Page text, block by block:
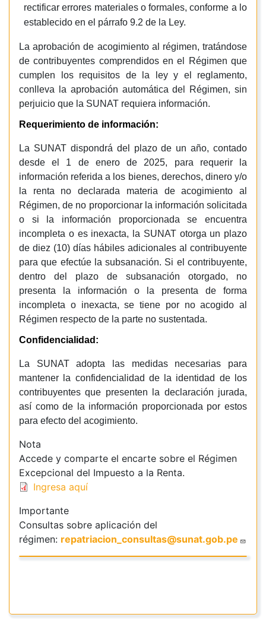
rectificar errores materiales o formales, conforme a lo
establecido en el párrafo 9.2 de la Ley.
La aprobación de acogimiento al régimen, tratándose
de contribuyentes comprendidos en el Régimen que
cumplen los requisitos de la ley y el reglamento,
conlleva la aprobación automática del Régimen, sin
perjuicio que la SUNAT requiera información.
Requerimiento de información:
La SUNAT dispondrá del plazo de un año, contado
desde el 1 de enero de 2025, para requerir la
información referida a los bienes, derechos, dinero y/o
la renta no declarada materia de acogimiento al
Régimen, de no proporcionar la información solicitada
o si la información proporcionada se encuentra
incompleta o es inexacta, la SUNAT otorga un plazo
de diez (10) días hábiles adicionales al contribuyente
para que efectúe la subsanación. Si el contribuyente,
dentro del plazo de subsanación otorgado, no
presenta la información o la presenta de forma
incompleta o inexacta, se tiene por no acogido al
Régimen respecto de la parte no sustentada.
Confidencialidad:
La SUNAT adopta las medidas necesarias para
mantener la confidencialidad de la identidad de los
contribuyentes que presenten la declaración jurada,
así como de la información proporcionada por estos
para efecto del acogimiento.
Nota
Accede y comparte el encarte sobre el Régimen
Excepcional del Impuesto a la Renta.
Ingresa aquí
Importante
Consultas sobre aplicación del
régimen: repatriacion_consultas@sunat.gob.pe